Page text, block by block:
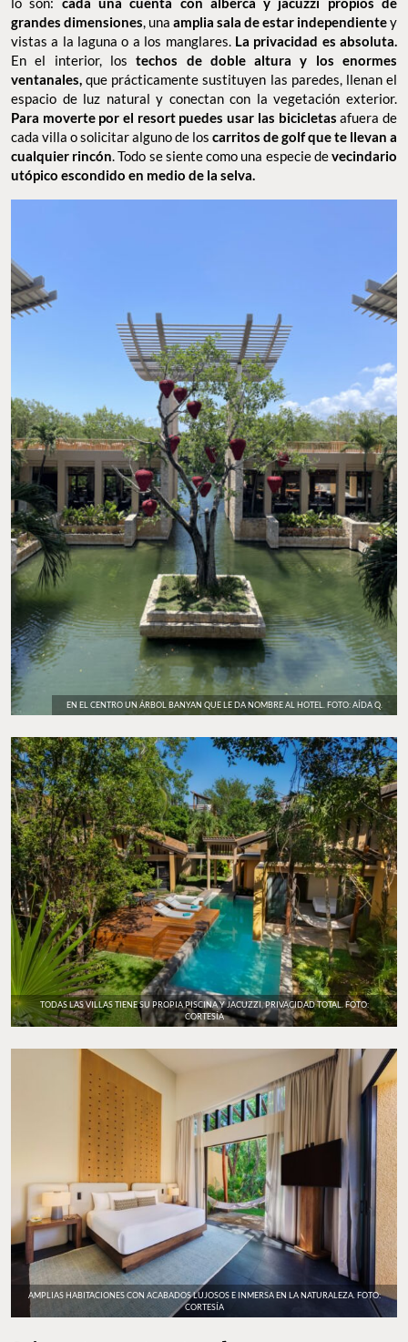
grandes dimensiones , una amplia sala de estar independientey
vistas a la laguna o a los manglares. La privacidad es absoluta.
En el interior, lostechos de doble altura y los enormes
ventanales,que prácticamente sustituyen las paredes, llenan el
espacio de luz natural y conectan con la vegetación exterior.
Para moverte por el resort puedes usar las bicicletas afuera de
cada villa o solicitar alguno de los carritos de golf que te llevan a
cualquier rincón . Todo se siente como una especie devecindario
utópico escondido en medio de la selva.
EN EL CENTRO UN ÁRBOL BANYAN QUE LE DA NOMBRE AL HOTEL. FOTO: AÍDA Q.
TODAS LAS VILLAS TIENE SU PROPIA PISCINA Y JACUZZI, PRIVACIDAD TOTAL. FOTO:
CORTESÍA
AMPLIAS HABITACIONES CON ACABADOS LUJOSOS E INMERSA EN LA NATURALEZA. FOTO:
CORTESÍA